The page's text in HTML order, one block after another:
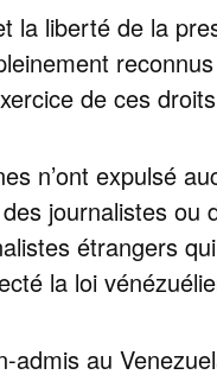
la liberté de la
de ces
n’ont expulsé
journalistes ou
étrangers
la loi
admis au